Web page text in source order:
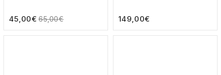
45,00€ 65,00€ 149,00€